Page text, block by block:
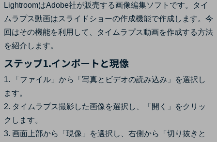
LightroomはAdobe社が販売する画像編集ソフトです。タイ
ムラプス動画はスライドショーの作成機能で作成します。今
回はその機能を利用して、タイムラプス動画を作成する方法
を紹介します。
ステップ1.インポートと現像
1. 「ファイル」から「写真とビデオの読み込み」を選択し
ます。
2. タイムラプス撮影した画像を選択し、「開く」をクリッ
クします。
3. 画面上部から「現像」を選択し、右側から「切り抜きと